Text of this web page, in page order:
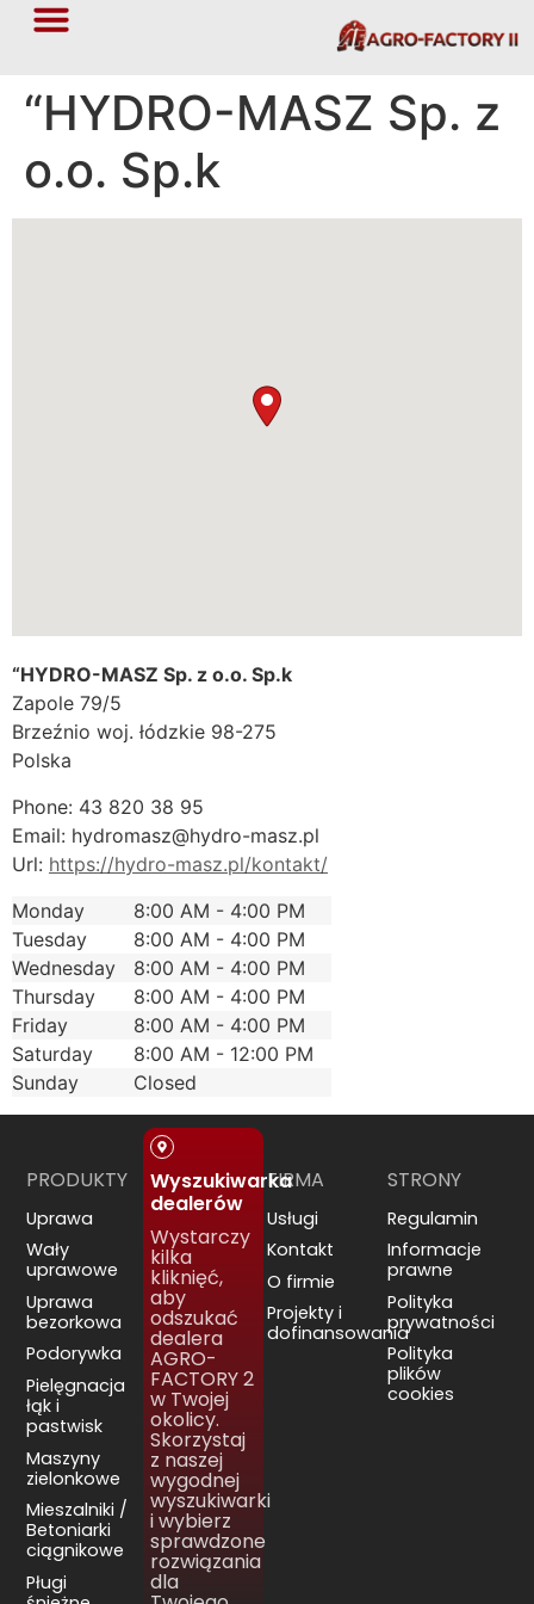
“HYDRO-MASZ Sp. z
o.o. Sp.k
“HYDRO-MASZ Sp. z o.o. Sp.k
Zapole 79/5
Brzeźnio woj. łódzkie 98-275
Polska
Phone: 43 820 38 95
Email: hydromasz@hydro-masz.pl
Url: https://hydro-masz.pl/kontakt/
Monday
8:00 AM - 4:00 PM
Tuesday
8:00 AM - 4:00 PM
Wednesday
8:00 AM - 4:00 PM
Thursday
8:00 AM - 4:00 PM
Friday
8:00 AM - 4:00 PM
Saturday
8:00 AM - 12:00 PM
Sunday
Closed
FIRMA
Usługi
Kontakt
O firmie
Projekty i
dofinansowania
STRONY
Regulamin
Informacje
prawne
Polityka
prywatności
Polityka
plików
cookies
PRODUKTY
Uprawa
Wały
uprawowe
Uprawa
bezorkowa
Podorywka
Pielęgnacja
łąk i
pastwisk
Maszyny
zielonkowe
Mieszalniki /
Betoniarki
ciągnikowe
Pługi
Wyszukiwarka
dealerów
Wystarczy
kilka
kliknięć,
aby
odszukać
dealera
AGRO-
FACTORY 2
w Twojej
okolicy.
Skorzystaj
z naszej
wygodnej
wyszukiwarki
i wybierz
sprawdzone
rozwiązania
dla